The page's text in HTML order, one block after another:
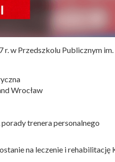
w Przedszkolu Publicznym im.
Wrocław
trenera personalnego
na leczenie i rehabilitację